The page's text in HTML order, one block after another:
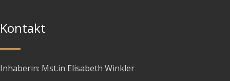
Kontakt
Inhaberin: Mst.in Elisabeth Winkler